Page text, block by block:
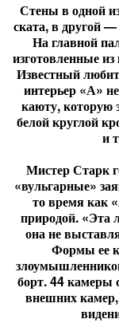
Стены в одной
ската, в другой
На главной
изготовленные
Известный
интерьер «А»
каюту, которую
белой круглой
и
Мистер Старк
«вульгарные»
то время как
природой. «Эта
она не
Формы ее
борт. 44 камеры
внешних